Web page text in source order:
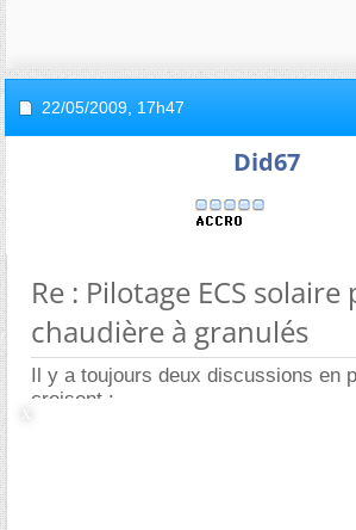
22/05/2009, 17h47
Did67
Re : Pilotage ECS solaire
chaudière à granulés
Il y a toujours deux discussions en
croisent :